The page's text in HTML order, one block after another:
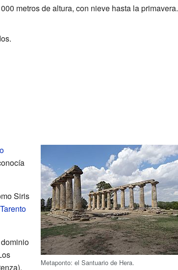
metros de altura, con nieve hasta la primavera.
Metaponto: el Santuario de Hera.
Siris
Tarento